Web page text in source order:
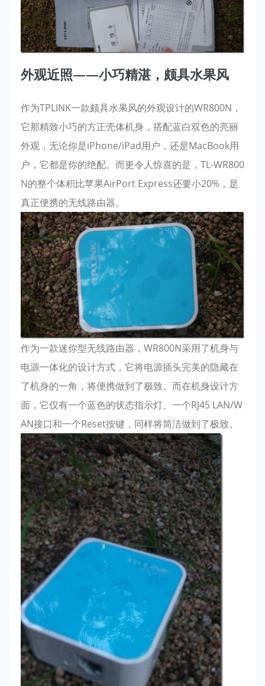
外观近照——小巧精湛，颇具水果风
作为TPLINK一款颇具水果风的外观设计的WR800N，
它那精致小巧的方正壳体机身，搭配蓝白双色的亮丽
外观，无论你是iPhone/iPad用户，还是MacBook用
户，它都是你的绝配。而更令人惊喜的是，TL-WR800
N的整个体积比苹果AirPort Express还要小20%，是
真正便携的无线路由器。
作为一款迷你型无线路由器，WR800N采用了机身与
电源一体化的设计方式，它将电源插头完美的隐藏在
了机身的一角，将便携做到了极致。而在机身设计方
面，它仅有一个蓝色的状态指示灯、一个RJ45 LAN/W
AN接口和一个Reset按键，同样将简洁做到了极致。